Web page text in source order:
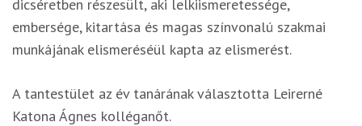
dicséretben részesült, aki lelkiismeretessége,
embersége, kitartása és magas színvonalú szakmai
munkájának elismeréséül kapta az elismerést.
A tantestület az év tanárának választotta Leirerné
Katona Ágnes kolléganőt.